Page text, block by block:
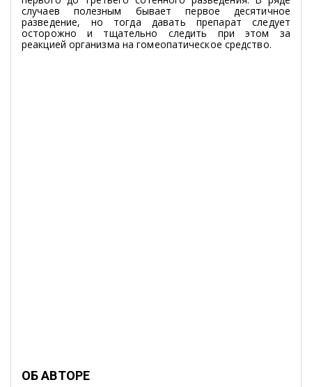
случаев полезным бывает первое десятичное
разведение, но тогда давать препарат следует
осторожно и тщательно следить при этом за
реакцией организма на гомеопатическое средство.
ОБ АВТОРЕ